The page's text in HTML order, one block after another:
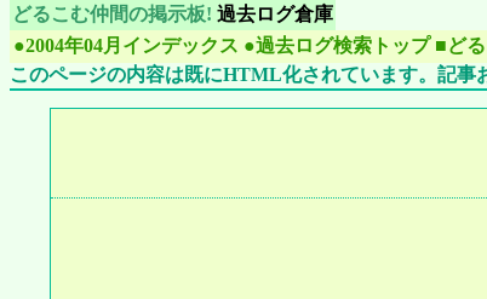
どるこむ仲間の掲示板! 過去ログ倉庫
●2004年04月インデックス ●過去ログ検索トップ ■ど
このページの内容は既にHTML化されています。記事